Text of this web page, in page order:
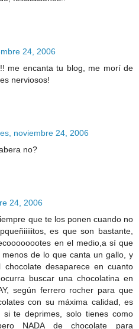
24, 2006
me encanta tu blog, me morí de
nerviosos!
noviembre 24, 2006
no?
24, 2006
que te los ponen cuando no
es que son bastante,
en el medio,a sí que
de lo que canta un gallo, y
desaparece en cuanto
buscar una chocolatina en
según ferrero rocher para que
con su máxima calidad, es
te deprimes, solo tienes como
NADA de chocolate para